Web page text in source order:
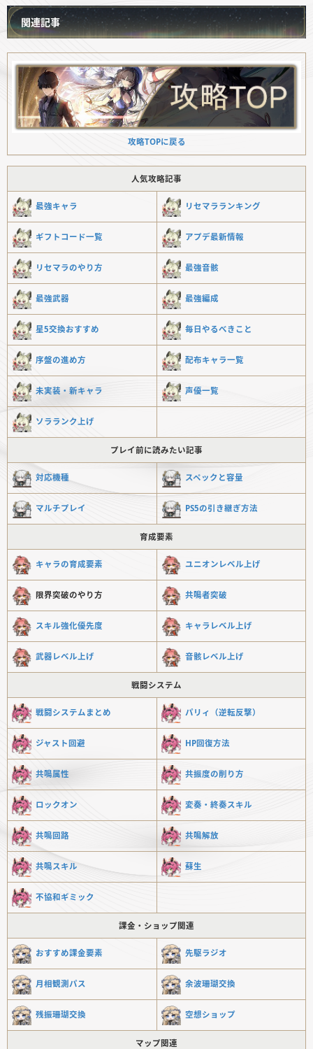
関連記事
攻略TOPに戻る
人気攻略記事
最強キャラ リセマラランキング
ギフトコード一覧 アプデ最新情報
リセマラのやり方 最強音骸
最強武器 最強編成
星5交換おすすめ 毎日やるべきこと
序盤の進め方 配布キャラ一覧
未実装・新キャラ 声優一覧
ソラランク上げ
プレイ前に読みたい記事
対応機種 スペックと容量
マルチプレイ PS5の引き継ぎ方法
育成要素
キャラの育成要素 ユニオンレベル上げ
限界突破のやり方 共鳴者突破
スキル強化優先度 キャラレベル上げ
武器レベル上げ 音骸レベル上げ
戦闘システム
戦闘システムまとめ パリィ（逆転反撃）
ジャスト回避 HP回復方法
共鳴属性 共振度の削り方
ロックオン 変奏・終奏スキル
共鳴回路 共鳴解放
共鳴スキル 蘇生
不協和ギミック
課金・ショップ関連
おすすめ課金要素 先駆ラジオ
月相観測パス 余波珊瑚交換
残振珊瑚交換 空想ショップ
マップ関連